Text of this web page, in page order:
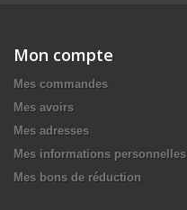
Mon compte
Mes commandes
Mes avoirs
Mes adresses
Mes informations personnelles
Mes bons de réduction